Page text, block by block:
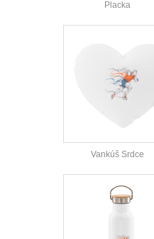
Placka
Vankúš Srdce